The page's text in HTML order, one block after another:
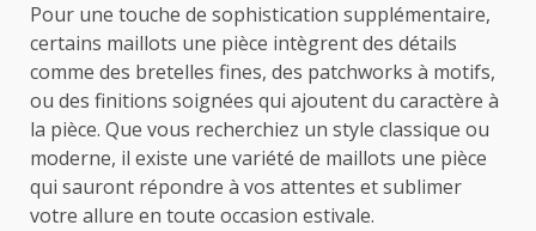
Pour une touche de sophistication supplémentaire,
certains maillots une pièce intègrent des détails
comme des bretelles fines, des patchworks à motifs,
ou des finitions soignées qui ajoutent du caractère à
la pièce. Que vous recherchiez un style classique ou
moderne, il existe une variété de maillots une pièce
qui sauront répondre à vos attentes et sublimer
votre allure en toute occasion estivale.